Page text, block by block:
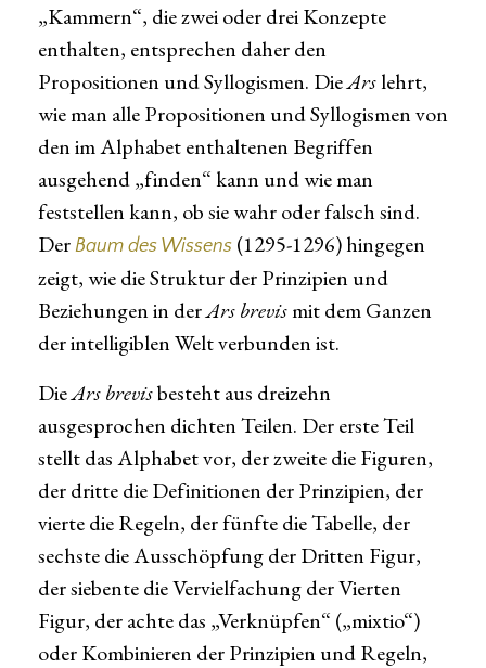
„Kammern“, die zwei oder drei Konzepte
enthalten, entsprechen daher den
Propositionen und Syllogismen. DieArslehrt,
wie man alle Propositionen und Syllogismen von
den im Alphabet enthaltenen Begriffen
ausgehend „finden“ kann und wie man
feststellen kann, ob sie wahr oder falsch sind.
Der Baum des Wissens (1295-1296) hingegen
zeigt, wie die Struktur der Prinzipien und
Beziehungen in derArs brevismit dem Ganzen
der intelligiblen Welt verbunden ist.
DieArs brevisbesteht aus dreizehn
ausgesprochen dichten Teilen. Der erste Teil
stellt das Alphabet vor, der zweite die Figuren,
der dritte die Definitionen der Prinzipien, der
vierte die Regeln, der fünfte die Tabelle, der
sechste die Ausschöpfung der Dritten Figur,
der siebente die Vervielfachung der Vierten
Figur, der achte das „Verknüpfen“ („mixtio“)
oder Kombinieren der Prinzipien und Regeln,